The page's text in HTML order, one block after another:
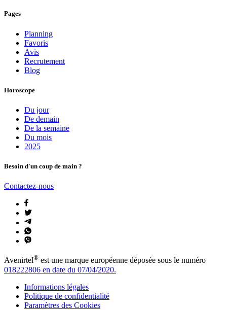
Pages
Planning
Favoris
Avis
Recrutement
Blog
Horoscope
Du jour
De demain
De la semaine
Du mois
2025
Besoin d'un coup de main ?
Contactez-nous
Avenirtel® est une marque européenne déposée sous le numéro
018222806 en date du 07/04/2020.
Informations légales
Politique de confidentialité
Paramètres des Cookies